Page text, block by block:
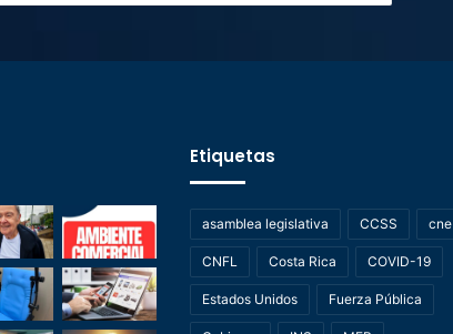
Etiquetas
asamblea legislativa CCSS cne
CNFL Costa Rica COVID-19
Estados Unidos Fuerza Pública